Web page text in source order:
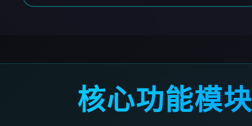
核心功能模块